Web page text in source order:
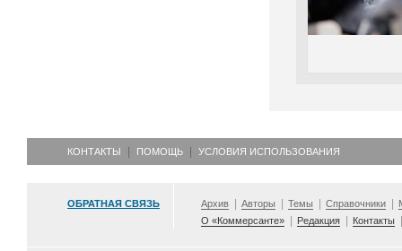
КОНТАКТЫ ПОМОЩЬ УСЛОВИЯ ИСПОЛЬЗОВАНИЯ
ОБРАТНАЯ СВЯЗЬ Архив Авторы Темы Справочники
О «Коммерсанте»
Редакция Контакты